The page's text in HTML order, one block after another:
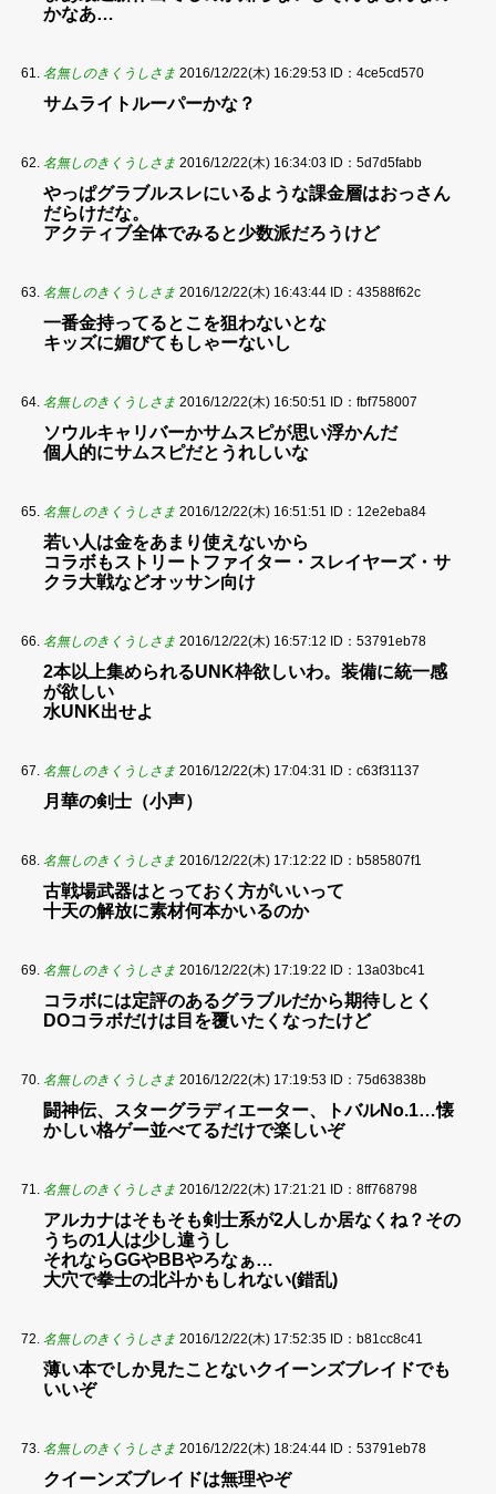
かなあ…
名無しのきくうしさま 2016/12/22(木) 16:29:53 ID：4ce5cd570
サムライトルーパーかな？
名無しのきくうしさま 2016/12/22(木) 16:34:03 ID：5d7d5fabb
やっぱグラブルスレにいるような課金層はおっさん
だらけだな。
アクティブ全体でみると少数派だろうけど
名無しのきくうしさま 2016/12/22(木) 16:43:44 ID：43588f62c
一番金持ってるとこを狙わないとな
キッズに媚びてもしゃーないし
名無しのきくうしさま 2016/12/22(木) 16:50:51 ID：fbf758007
ソウルキャリバーかサムスピが思い浮かんだ
個人的にサムスピだとうれしいな
名無しのきくうしさま 2016/12/22(木) 16:51:51 ID：12e2eba84
若い人は金をあまり使えないから
コラボもストリートファイター・スレイヤーズ・サ
クラ大戦などオッサン向け
名無しのきくうしさま 2016/12/22(木) 16:57:12 ID：53791eb78
2本以上集められるUNK枠欲しいわ。装備に統一感
が欲しい
水UNK出せよ
名無しのきくうしさま 2016/12/22(木) 17:04:31 ID：c63f31137
月華の剣士（小声）
名無しのきくうしさま 2016/12/22(木) 17:12:22 ID：b585807f1
古戦場武器はとっておく方がいいって
十天の解放に素材何本かいるのか
名無しのきくうしさま 2016/12/22(木) 17:19:22 ID：13a03bc41
コラボには定評のあるグラブルだから期待しとく
DOコラボだけは目を覆いたくなったけど
名無しのきくうしさま 2016/12/22(木) 17:19:53 ID：75d63838b
闘神伝、スターグラディエーター、トバルNo.1…懐
かしい格ゲー並べてるだけで楽しいぞ
名無しのきくうしさま 2016/12/22(木) 17:21:21 ID：8ff768798
アルカナはそもそも剣士系が2人しか居なくね？その
うちの1人は少し違うし
それならGGやBBやろなぁ…
大穴で拳士の北斗かもしれない(錯乱)
名無しのきくうしさま 2016/12/22(木) 17:52:35 ID：b81cc8c41
薄い本でしか見たことないクイーンズブレイドでも
いいぞ
名無しのきくうしさま 2016/12/22(木) 18:24:44 ID：53791eb78
クイーンズブレイドは無理やぞ